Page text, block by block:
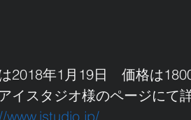
2018年1月19日　価格は
イスタジオ様のページにて
www.istudio.jp/